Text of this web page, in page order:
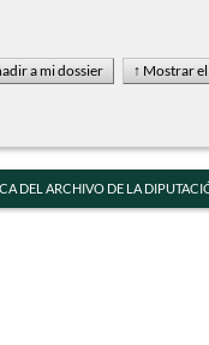
DEL ARCHIVO DE LA